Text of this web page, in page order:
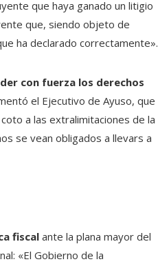
que haya ganado un litigio
que, siendo objeto de
ha declarado correctamente».
con fuerza los derechos
el Ejecutivo de Ayuso, que
a las extralimitaciones de la
se vean obligados a llevars a
fiscal ante la plana mayor del
«El Gobierno de la